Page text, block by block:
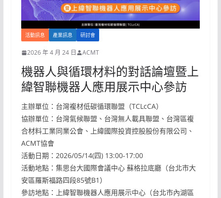
活動訊息 產業訊息 研討會
2026 年 4 月 24 日 ACMT
機器人與循環材料的對話論壇暨上
緯智聯機器人應用展示中心參訪
主辦單位：台灣複材低碳循環聯盟（TCLcCA）
協辦單位：台灣氣候聯盟、台灣無人載具聯盟、台灣區複
合材料工業同業公會、上緯國際投資控股股份有限公司、
ACMT協會
活動日期：2026/05/14(四) 13:00-17:00
活動地點：集思台大國際會議中心 蘇格拉底廳（台北市大
安區羅斯福路四段85號B1）
參訪地點：上緯智聯機器人應用展示中心（台北市內湖區